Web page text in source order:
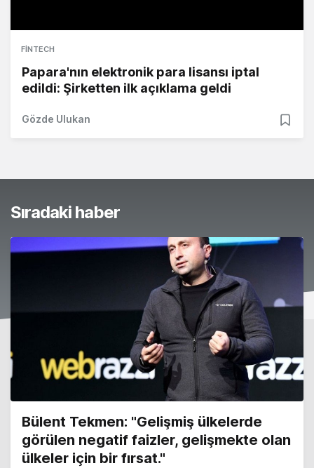
FINTECH
Papara'nın elektronik para lisansı iptal
edildi: Şirketten ilk açıklama geldi
Gözde Ulukan
Sıradaki haber
Bülent Tekmen: "Gelişmiş ülkelerde
görülen negatif faizler, gelişmekte olan
ülkeler için bir fırsat."